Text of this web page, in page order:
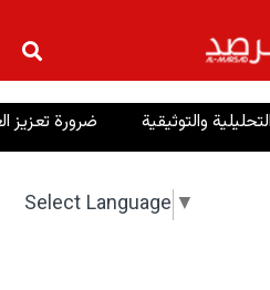
ضرورة تعزيز العمل
Select Language ▼